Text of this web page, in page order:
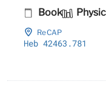
Book
ReCAP
Heb 42463 .781